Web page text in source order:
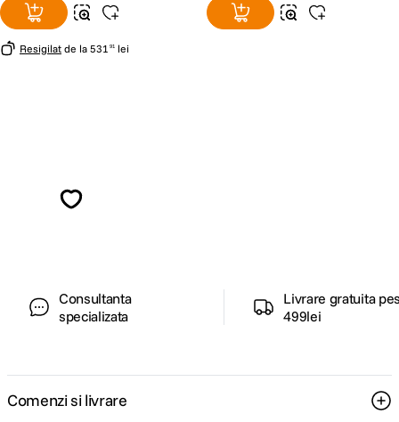
Resigilat de la 531 91 lei
Consultanta
specializata
Livrare gratuita
499lei
Comenzi si livrare